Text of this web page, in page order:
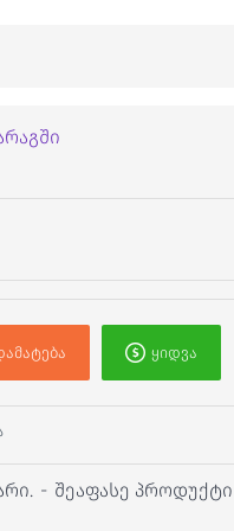
- შეაფასე პროდუქტი
ყიდვა